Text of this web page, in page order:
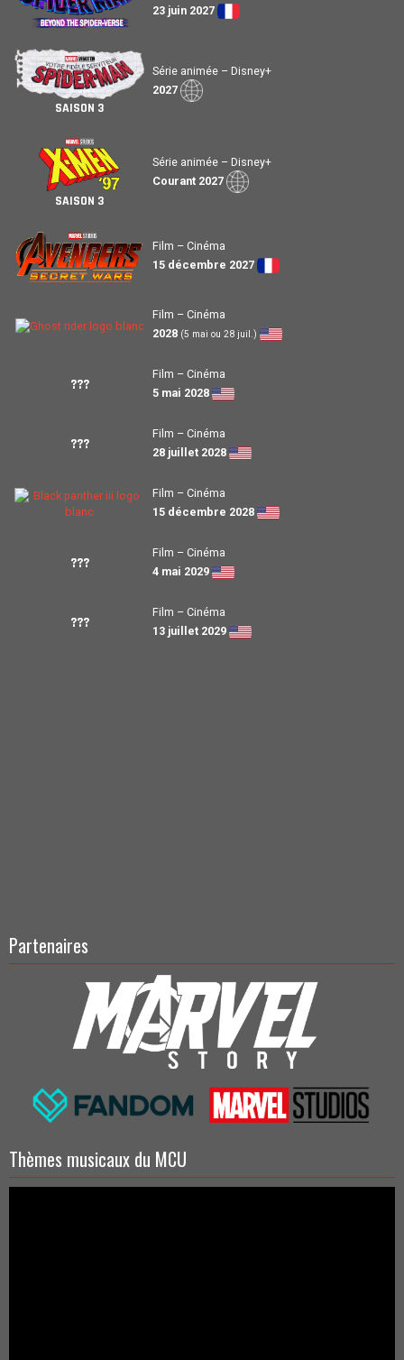
23 juin 2027
SAISON 3
Série animée – Disney+
2027
SAISON 3
Série animée – Disney+
Courant 2027
Film – Cinéma
15 décembre 2027
Film – Cinéma
2028 (5 mai ou 28 juil.)
???
Film – Cinéma
5 mai 2028
???
Film – Cinéma
28 juillet 2028
Film – Cinéma
15 décembre 2028
???
Film – Cinéma
4 mai 2029
???
Film – Cinéma
13 juillet 2029
Partenaires
Thèmes musicaux du MCU